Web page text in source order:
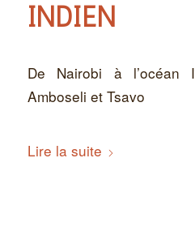
INDIEN
De Nairobi à l’océan
Amboseli et Tsavo
Lire la suite